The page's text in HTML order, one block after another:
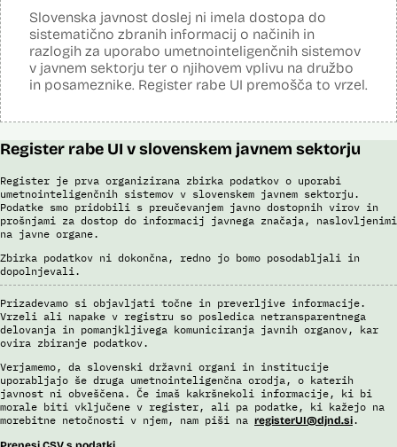
Slovenska javnost doslej ni imela dostopa do
sistematično zbranih informacij o načinih in
razlogih za uporabo umetnointeligenčnih sistemov
v javnem sektorju ter o njihovem vplivu na družbo
in posameznike. Register rabe UI premošča to vrzel.
Register rabe UI v slovenskem javnem sektorju
Register je prva organizirana zbirka podatkov o uporabi
umetnointeligenčnih sistemov v slovenskem javnem sektorju.
Podatke smo pridobili s preučevanjem javno dostopnih virov in
prošnjami za dostop do informacij javnega značaja, naslovljenimi
na javne organe.
Zbirka podatkov ni dokončna, redno jo bomo posodabljali in
dopolnjevali.
Prizadevamo si objavljati točne in preverljive informacije.
Vrzeli ali napake v registru so posledica netransparentnega
delovanja in pomanjkljivega komuniciranja javnih organov, kar
ovira zbiranje podatkov.
Verjamemo, da slovenski državni organi in institucije
uporabljajo še druga umetnointeligenčna orodja, o katerih
javnost ni obveščena. Če imaš kakršnekoli informacije, ki bi
morale biti vključene v register, ali pa podatke, ki kažejo na
morebitne netočnosti v njem, nam piši na registerUI@djnd.si.